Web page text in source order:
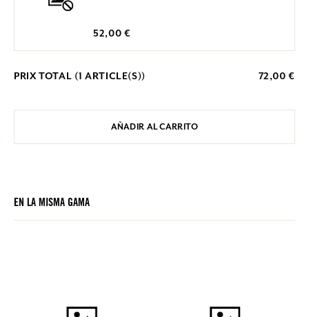
52,00 €
PRIX TOTAL (1 ARTICLE(S)) 72,00 €
AÑADIR AL CARRITO
EN LA MISMA GAMA